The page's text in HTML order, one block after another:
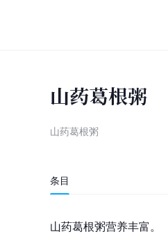
山药葛根粥
山药葛根粥
条目
山药葛根粥营养丰富。